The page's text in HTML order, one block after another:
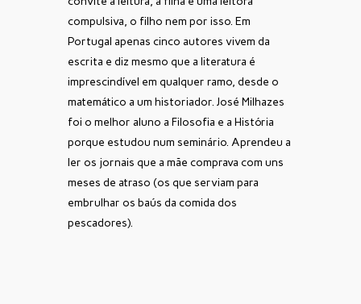
compulsiva, o filho nem por isso. Em
Portugal apenas cinco autores vivem da
escrita e diz mesmo que a literatura é
imprescindível em qualquer ramo, desde o
matemático a um historiador. José Milhazes
foi o melhor aluno a Filosofia e a História
porque estudou num seminário. Aprendeu a
ler os jornais que a mãe comprava com uns
meses de atraso (os que serviam para
embrulhar os baús da comida dos
pescadores).